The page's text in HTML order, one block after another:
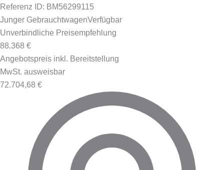
Referenz ID: BM56299115
Junger GebrauchtwagenVerfügbar
Unverbindliche Preisempfehlung
88.368 €
Angebotspreis inkl. Bereitstellung
MwSt. ausweisbar
72.704,68 €